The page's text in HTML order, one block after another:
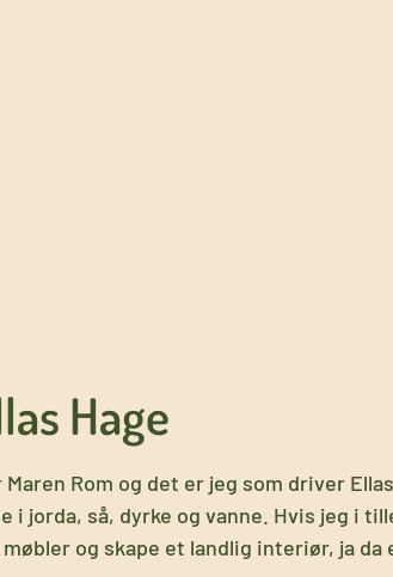
Hage
Rom og det er jeg som driver
i jorda, så, dyrke og vanne. Hvis jeg i
og skape et landlig interiør, ja da